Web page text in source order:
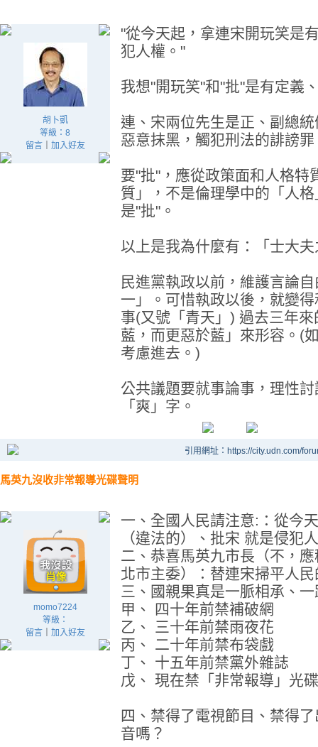
胡卜凱
等級：8
留言｜ 加入好友
"從今天起，拿連宋開玩笑是
犯人權。"
我想"開玩笑"和"批"是有定義
連、宋兩位先生是正、副總
惡意抹黑，觸犯刑法的誹謗
要"批"，應從政策面和人格特
質」，不是倫理學中的「人
是"批"。
以上是我為什麼有：「士大
民進黨執政以前，維護言論
一」。可惜執政以後，就變
事(又號「青天」) 過去三年
藍，而更惡於藍」來形容。(
考慮進去。)
公共議題要就事論事，理性
「爽」字。
引用網址：https://city.udn.com/
馬英九沒收非常報導光碟聲明
momo7224
等級：
留言｜ 加入好友
一、全國人民請注意:：從今
（違法的）、批宋 就是侵犯
二、恭喜馬英九市長（不，
北市主委）：替連宋掃平人
三、國親果真是一脈相承、
甲、 四十年前禁補破網
乙、 三十年前禁雨夜花
丙、 二十年前禁布袋戲
丁、 十五年前禁黨外雜誌
戊、 現在禁「非常報導」光碟
四、禁得了電視節目、禁得
音嗎？